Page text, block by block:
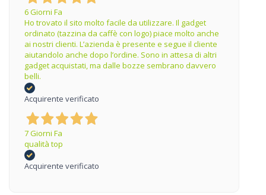
6 Giorni Fa
Ho trovato il sito molto facile da utilizzare. Il gadget
ordinato (tazzina da caffè con logo) piace molto anche
ai nostri clienti. L’azienda è presente e segue il cliente
aiutandolo anche dopo l’ordine. Sono in attesa di altri
gadget acquistati, ma dalle bozze sembrano davvero
belli.
Acquirente verificato
7 Giorni Fa
qualità top
Acquirente verificato